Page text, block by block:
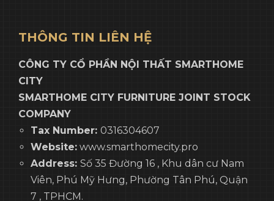
THÔNG TIN LIÊN HỆ
CÔNG TY CỔ PHẦN NỘI THẤT SMARTHOME
CITY
SMARTHOME CITY FURNITURE JOINT STOCK
COMPANY
Tax Number: 0316304607
Website: www.smarthomecity.pro
Address: Số 35 Đường 16 , Khu dân cư Nam
Viên, Phú Mỹ Hưng, Phường Tân Phú, Quận
7 , TPHCM.